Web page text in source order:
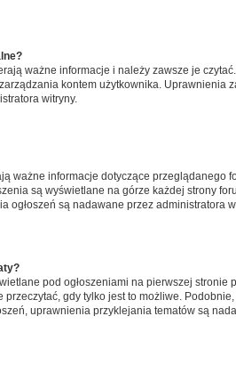
ważne informacje i należy zawsze je
kontem użytkownika. Uprawnienia
witryny.
ważne informacje dotyczące przeglądanego
są wyświetlane na górze każdej strony
ogłoszeń są nadawane przez administratora
pod ogłoszeniami na pierwszej stronie
przeczytać, gdy tylko jest to możliwe.
uprawnienia przyklejania tematów są